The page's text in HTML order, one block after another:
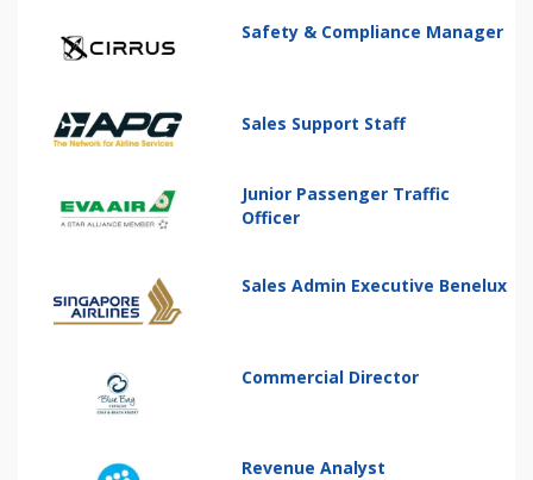
Safety & Compliance Manager
Sales Support Staff
Junior Passenger Traffic
Officer
Sales Admin Executive Benelux
Commercial Director
Revenue Analyst